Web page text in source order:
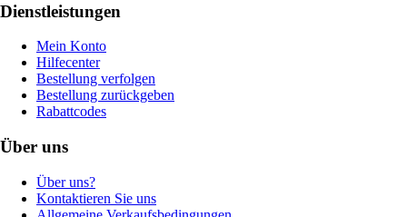
Dienstleistungen
Mein Konto
Hilfecenter
Bestellung verfolgen
Bestellung zurückgeben
Rabattcodes
Über uns
Über uns?
Kontaktieren Sie uns